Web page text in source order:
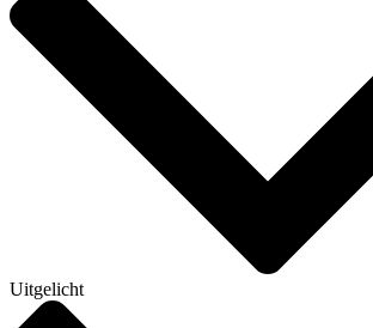
Uitgelicht